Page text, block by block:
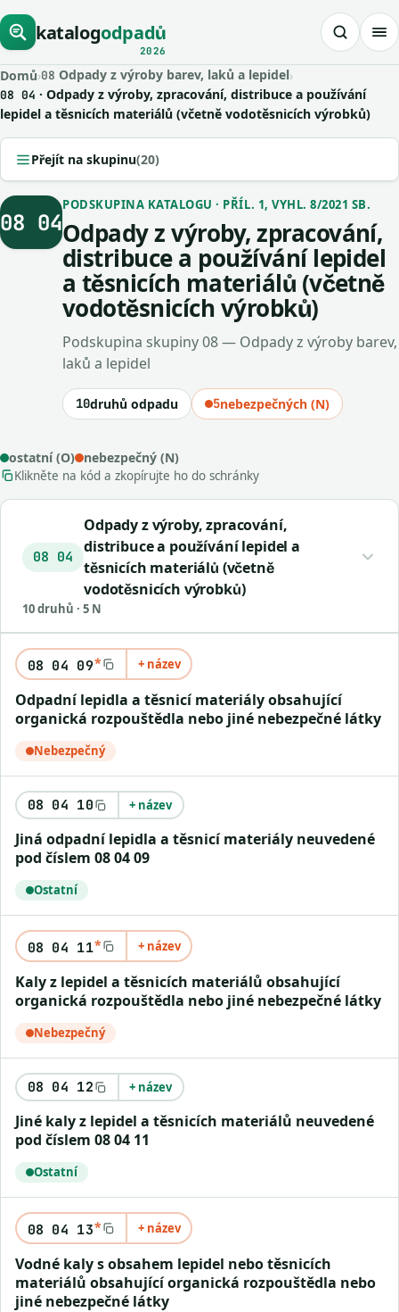
katalogodpadů
2026
Domů›08 Odpady z výroby barev, laků a lepidel›
08 04 · Odpady z výroby, zpracování, distribuce a používání
lepidel a těsnicích materiálů (včetně vodotěsnicích výrobků)
Přejít na skupinu(20)
08 04
PODSKUPINA KATALOGU · PŘÍL. 1, VYHL. 8/2021 SB.
Odpady z výroby, zpracování,
distribuce a používání lepidel
a těsnicích materiálů (včetně
vodotěsnicích výrobků)
Podskupina skupiny 08 — Odpady z výroby barev,
laků a lepidel
10druhů odpadu 5nebezpečných (N)
ostatní (O) nebezpečný (N)
Klikněte na kód a zkopírujte ho do schránky
08 04
Odpady z výroby, zpracování,
distribuce a používání lepidel a
těsnicích materiálů (včetně
vodotěsnicích výrobků)
10 druhů · 5 N
08 04 09* + název
Odpadní lepidla a těsnicí materiály obsahující
organická rozpouštědla nebo jiné nebezpečné látky
Nebezpečný
08 04 10 + název
Jiná odpadní lepidla a těsnicí materiály neuvedené
pod číslem 08 04 09
Ostatní
08 04 11* + název
Kaly z lepidel a těsnicích materiálů obsahující
organická rozpouštědla nebo jiné nebezpečné látky
Nebezpečný
08 04 12 + název
Jiné kaly z lepidel a těsnicích materiálů neuvedené
pod číslem 08 04 11
Ostatní
08 04 13* + název
Vodné kaly s obsahem lepidel nebo těsnicích
materiálů obsahující organická rozpouštědla nebo
jiné nebezpečné látky